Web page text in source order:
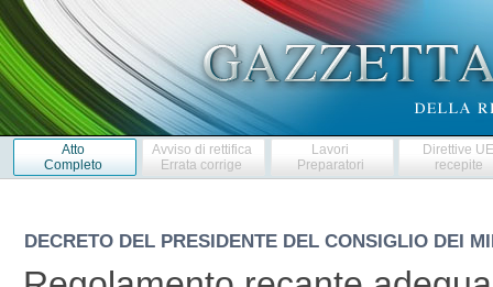
Atto
Completo
Avviso di rettifica
Errata corrige
Lavori
Preparatori
Direttive
recepite
DECRETO DEL PRESIDENTE DEL CONSIGLIO DEI